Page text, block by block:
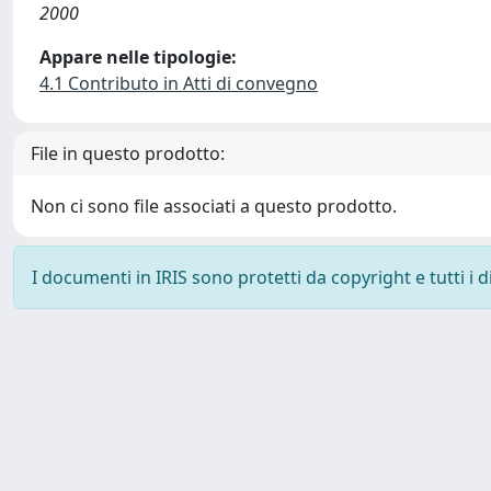
2000
Appare nelle tipologie:
4.1 Contributo in Atti di convegno
File in questo prodotto:
Non ci sono file associati a questo prodotto.
I documenti in IRIS sono protetti da copyright e tutti i